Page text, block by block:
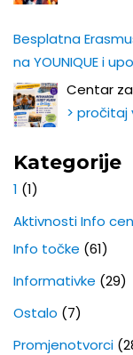
Besplatna
na YOUNIQUE i
Centar
> pročitaj
Kategorije
1 (1)
Aktivnosti Info
Info točke (61)
Informativke (29)
Ostalo (7)
Promjenotvorci